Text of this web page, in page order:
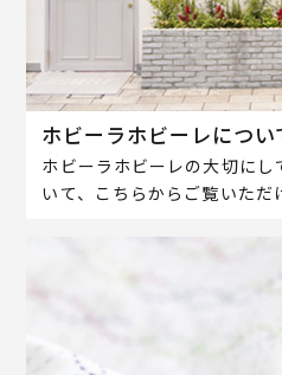
ホビーラホビーレについ
ホビーラホビーレの大切にし
いて、こちらからご覧いただ